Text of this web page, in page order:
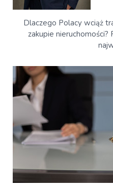
Dlaczego Polacy wciąż
zakupie